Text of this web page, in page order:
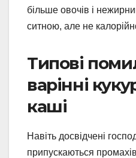
більше овочів і
ситною, але не
Типові
варінні
каші
Навіть досвідчені
припускаються